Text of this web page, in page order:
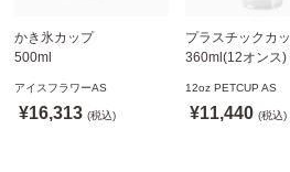
かき氷カップ
500ml
※北海道・沖縄・離島 送
料別途
アイスフラワーAS
¥16,313 (税込)
プラスチックカ
360ml(12オンス)
製)
※沖縄・離島 配
12oz PETCUP AS
¥11,440 (税込)